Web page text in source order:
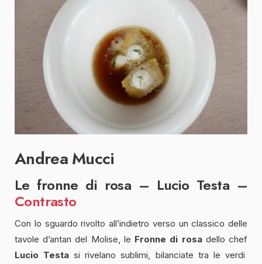
Andrea Mucci
Le fronne di rosa – Lucio Testa –
Contrasto
Con lo sguardo rivolto all’indietro verso un classico delle
tavole d’antan del Molise, le Fronne di rosadello chef
Lucio Testa si rivelano sublimi, bilanciate tra le verdi